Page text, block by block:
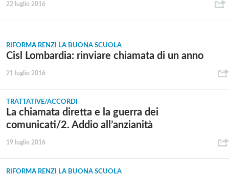
22 luglio 2016
RIFORMA RENZI LA BUONA SCUOLA
Cisl Lombardia: rinviare chiamata di un anno
21 luglio 2016
TRATTATIVE/ACCORDI
La chiamata diretta e la guerra dei
comunicati/2. Addio all’anzianità
19 luglio 2016
RIFORMA RENZI LA BUONA SCUOLA